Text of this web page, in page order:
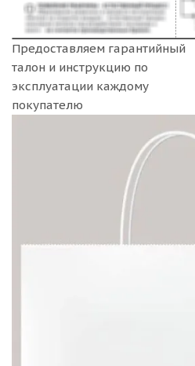
Предоставляем гарантийный
талон и инструкцию по
эксплуатации каждому
покупателю